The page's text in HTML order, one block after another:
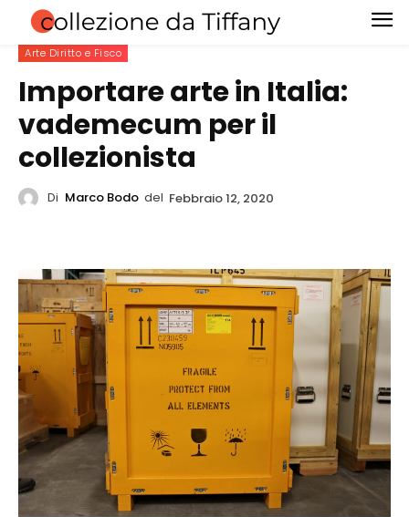
Arte Diritto e Fisco
Importare arte in Italia:
vademecum per il
collezionista
Di Marco Bodo del Febbraio 12, 2020